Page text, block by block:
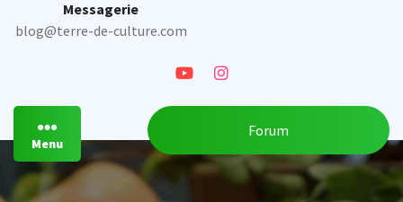
Messagerie
blog@terre-de-culture.com
Menu
Forum